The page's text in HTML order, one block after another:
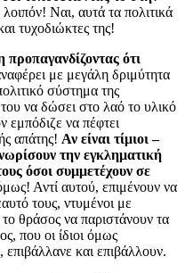
Ναι, αυτά τα πολιτικά
τυχοδιώκτες της!
ότι
με μεγάλη δριμύτητα
σύστημα της
να δώσει στο λαό το υλικό
εμπόδιζε να πέφτει
απάτης! Αν είναι τίμιοι –
την εγκληματική
όσοι συμμετέχουν σε
Αντί αυτού, επιμένουν να
τους, ντυμένοι με
θράσος να παριστάνουν τα
που οι ίδιοι όμως
και επιβάλλουν.